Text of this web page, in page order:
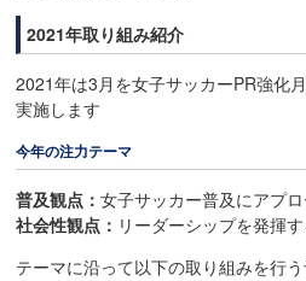
2021年取り組み紹介
2021年は3月を女子サッカーPR強化
実施します
今年の注力テーマ
普及観点：女子サッカー普及にアプ
社会性観点： リーダーシップを発揮
テーマに沿って以下の取り組みを行